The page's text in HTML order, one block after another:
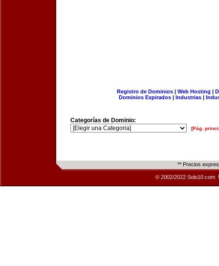
Registro de Dominios| Web Hosting |
Dominios Expirados | Industrias |
Categorías de Dominio:
[Pág.
** Precios
© 2002/2022 Solo10.com